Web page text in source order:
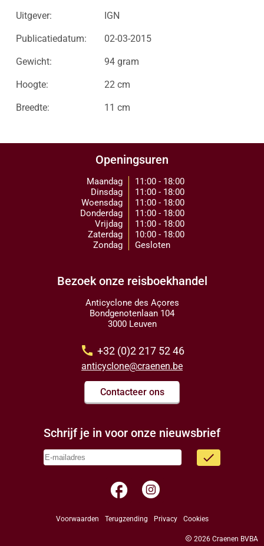
Uitgever: IGN
Publicatiedatum: 02-03-2015
Gewicht: 94 gram
Hoogte: 22 cm
Breedte: 11 cm
Openingsuren
Maandag
Dinsdag
Woensdag
Donderdag
Vrijdag
Zaterdag
Zondag
11:00 - 18:00
11:00 - 18:00
11:00 - 18:00
11:00 - 18:00
11:00 - 18:00
10:00 - 18:00
Gesloten
Bezoek onze reisboekhandel
Anticyclone des Açores
Bondgenotenlaan 104
3000 Leuven
call +32 (0)2 217 52 46
anticyclone@craenen.be
Contacteer ons
Schrijf je in voor onze nieuwsbrief
done
facebook
Voorwaarden Terugzending Privacy Cookies
copyright 2026 Craenen BVBA